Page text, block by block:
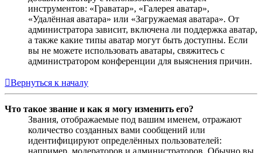
инструментов: «Граватар», «Галерея аватар»,
«Удалённая аватара» или «Загружаемая аватара». От
администратора зависит, включена ли поддержка аватар,
а также какие типы аватар могут быть доступны. Если
вы не можете использовать аватары, свяжитесь с
администратором конференции для выяснения причин.
Вернуться к началу
Что такое звание и как я могу изменить его?
Звания, отображаемые под вашим именем, отражают
количество созданных вами сообщений или
идентифицируют определённых пользователей: